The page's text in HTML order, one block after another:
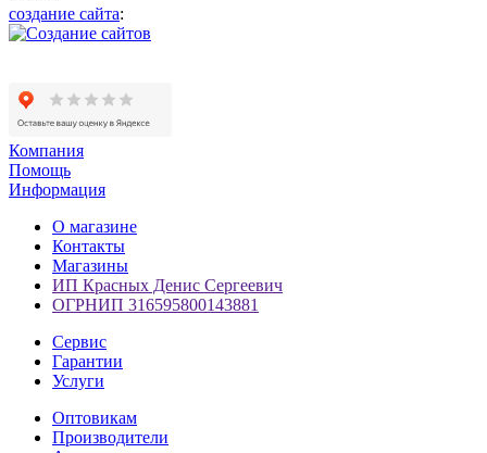
создание сайта:
Компания
Помощь
Информация
О магазине
Контакты
Магазины
ИП Красных Денис Сергеевич
ОГРНИП 316595800143881
Сервис
Гарантии
Услуги
Оптовикам
Производители